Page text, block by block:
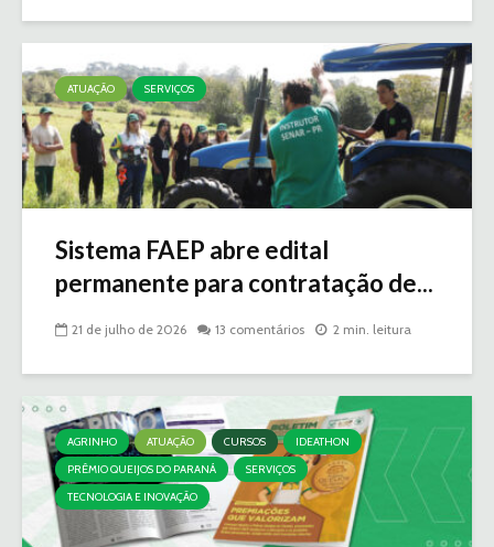
ATUAÇÃO SERVIÇOS
Sistema FAEP abre edital
permanente para contratação de...
21 de julho de 2026 13 comentários 2 min. leitura
AGRINHO ATUAÇÃO CURSOS
IDEATHON
PRÊMIO QUEIJOS DO PARANÁ
SERVIÇOS
TECNOLOGIA E INOVAÇÃO